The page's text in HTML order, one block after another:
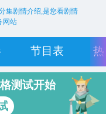
集剧情介绍,是您看剧情
网站
节目表
测试开始